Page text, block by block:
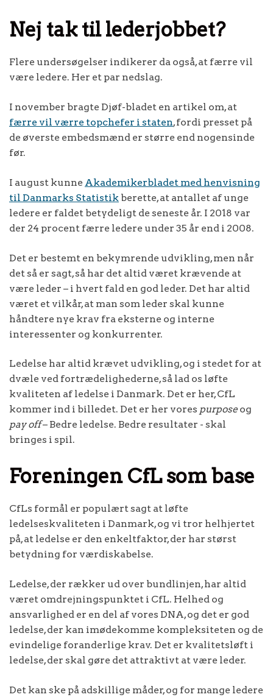
Nej tak til lederjobbet?
Flere undersøgelser indikerer da også, at færre vil
være ledere. Her et par nedslag.
I november bragte Djøf-bladet en artikel om, at
færre vil værre topchefer i staten, fordi presset på
de øverste embedsmænd er større end nogensinde
før.
I august kunne Akademikerbladet med henvisning
til Danmarks Statistik berette, at antallet af unge
ledere er faldet betydeligt de seneste år. I 2018 var
der 24 procent færre ledere under 35 år end i 2008.
Det er bestemt en bekymrende udvikling, men når
det så er sagt, så har det altid været krævende at
være leder – i hvert fald en god leder. Det har altid
været et vilkår, at man som leder skal kunne
håndtere nye krav fra eksterne og interne
interessenter og konkurrenter.
Ledelse har altid krævet udvikling, og i stedet for at
dvæle ved fortrædelighederne, så lad os løfte
kvaliteten af ledelse i Danmark. Det er her, CfL
kommer ind i billedet. Det er her vores purpose og
pay off– Bedre ledelse. Bedre resultater - skal
bringes i spil.
Foreningen CfL som base
CfLs formål er populært sagt at løfte
ledelseskvaliteten i Danmark, og vi tror helhjertet
på, at ledelse er den enkeltfaktor, der har størst
betydning for værdiskabelse.
Ledelse, der rækker ud over bundlinjen, har altid
været omdrejningspunktet i CfL. Helhed og
ansvarlighed er en del af vores DNA, og det er god
ledelse, der kan imødekomme kompleksiteten og de
evindelige foranderlige krav. Det er kvalitetsløft i
ledelse, der skal gøre det attraktivt at være leder.
Det kan ske på adskillige måder, og for mange ledere